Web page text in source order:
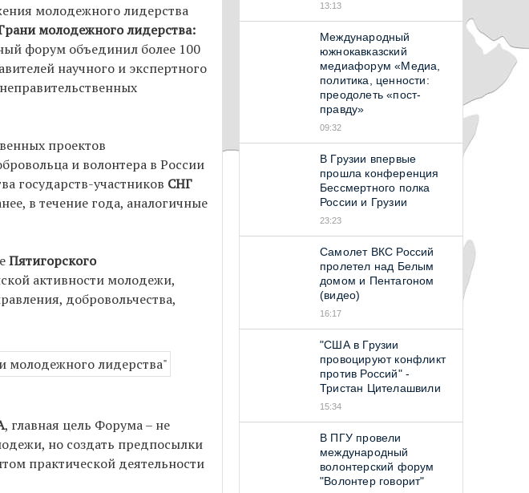
молодежного лидерства
молодежного лидерства:
форум объединил более 100
научного и экспертного
проектов
и волонтера в России
государств-участников СНГ
в течение года, аналогичные
Пятигорского
активности молодежи,
добровольчества,
, главная цель Форума – не
но создать предпосылки
практической деятельности
13:13
Международный
южнокавказский
медиафорум «Медиа,
политика, ценности:
преодолеть «пост-
правду»
09:32
В Грузии впервые
прошла конференция
Бессмертного полка
России и Грузии
23:23
Самолет ВКС Россий
пролетел над Белым
домом и Пентагоном
(видео)
16:17
"США в Грузии
провоцируют конфликт
против Россий" -
Тристан Цителашвили
15:34
В ПГУ провели
международный
волонтерский форум
"Волонтер говорит"